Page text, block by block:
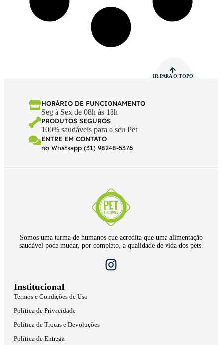
IR PARA O TOPO
HORÁRIO DE FUNCIONAMENTO
Seg à Sex de 08h às 18h
PRODUTOS SEGUROS
100% saudáveis para o seu Pet
ENTRE EM CONTATO
no Whatsapp (31) 98248-5376
Somos uma turma de humanos que acredita que uma alimentação
saudável pode mudar, por completo, a qualidade de vida dos pets.
Institucional
Termos e Condições de Uso
Política de Privacidade
Política de Trocas e Devoluções
Política de Entrega